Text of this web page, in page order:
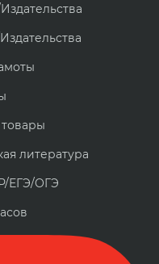
литература
ЕГЭ/ОГЭ